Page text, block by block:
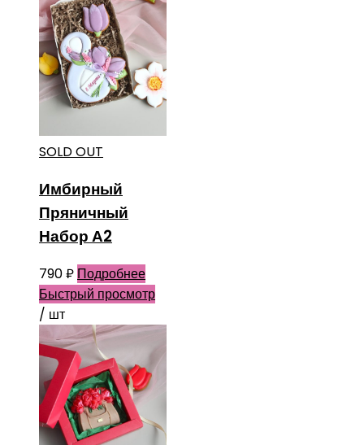
SOLD OUT
Имбирный
Пряничный
Набор А2
790₽ Подробнее
Быстрый просмотр
/ шт